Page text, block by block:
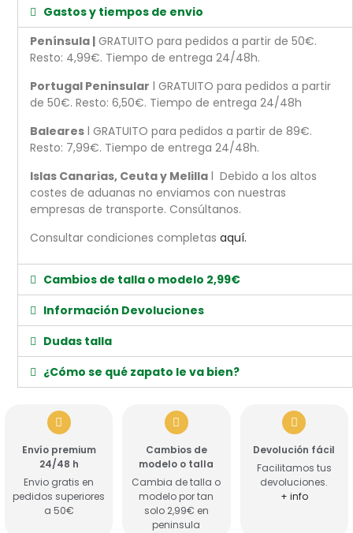
Gastos y tiempos de envio
Península | GRATUITO para pedidos a partir de 50€.
Resto: 4,99€. Tiempo de entrega 24/48h.
Portugal Peninsular l GRATUITO para pedidos a partir
de 50€. Resto: 6,50€. Tiempo de entrega 24/48h
Baleares l GRATUITO para pedidos a partir de 89€.
Resto: 7,99€. Tiempo de entrega 24/48h.
Islas Canarias, Ceuta y Melilla l Debido a los altos
costes de aduanas no enviamos con nuestras
empresas de transporte. Consúltanos.
Consultar condiciones completasaquí.
Cambios de talla o modelo 2,99€
Información Devoluciones
Dudas talla
¿Cómo se qué zapato le va bien?
Envío premium
24/48 h
Envio gratis en
pedidos superiores
a 50€
Cambios de
modelo o talla
Cambia de talla o
modelo por tan
solo 2,99€ en
peninsula
Devolución fácil
Facilitamos tus
devoluciones.
+ info